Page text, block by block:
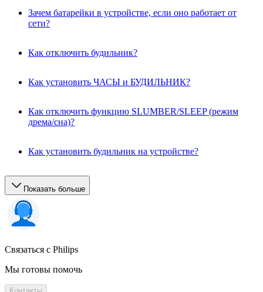
Зачем батарейки в устройстве, если оно работает от
сети?
Как отключить будильник?
Как установить ЧАСЫ и БУДИЛЬНИК?
Как отключить функцию SLUMBER/SLEEP (режим
дрема/сна)?
Как установить будильник на устройстве?
Показать больше
Связаться с Philips
Мы готовы помочь